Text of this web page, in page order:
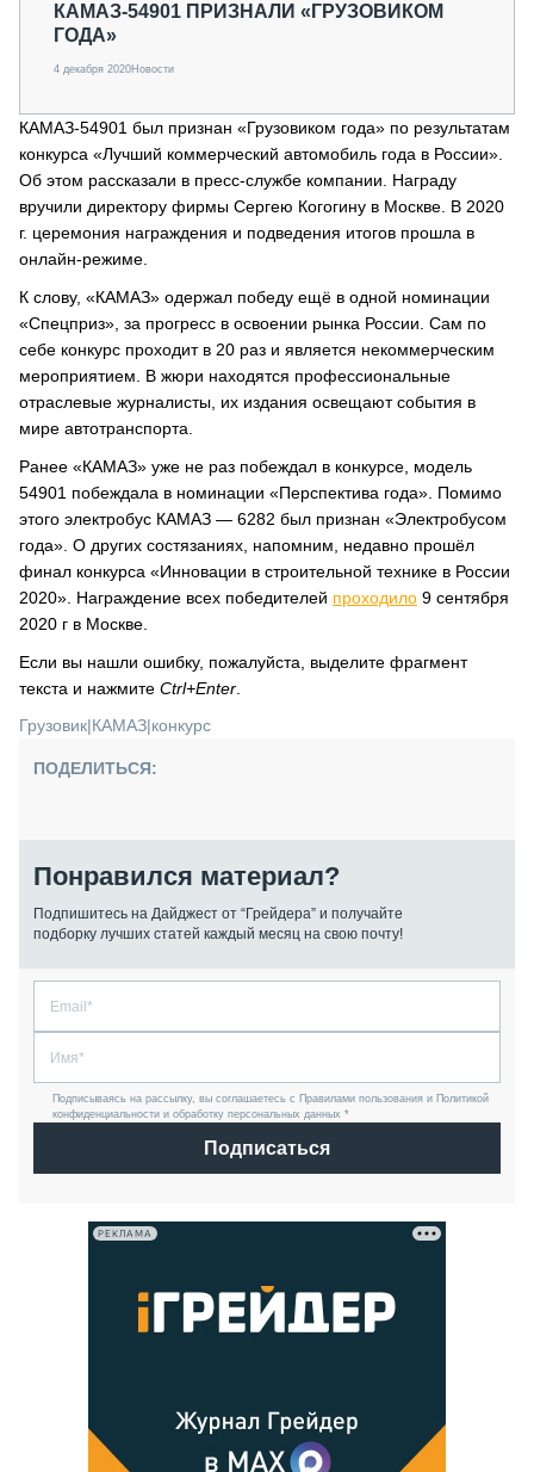
О ПРОЕКТЕ
КАМАЗ-54901 ПРИЗНАЛИ «ГРУЗОВИКОМ
ГОДА»
4 декабря 2020Новости
КАМАЗ-54901 был признан «Грузовиком года» по результатам
конкурса «Лучший коммерческий автомобиль года в России».
Об этом рассказали в пресс-службе компании. Награду
вручили директору фирмы Сергею Когогину в Москве. В 2020
г. церемония награждения и подведения итогов прошла в
онлайн-режиме.
К слову, «КАМАЗ» одержал победу ещё в одной номинации
«Спецприз», за прогресс в освоении рынка России. Сам по
себе конкурс проходит в 20 раз и является некоммерческим
мероприятием. В жюри находятся профессиональные
отраслевые журналисты, их издания освещают события в
мире автотранспорта.
Ранее «КАМАЗ» уже не раз побеждал в конкурсе, модель
54901 побеждала в номинации «Перспектива года». Помимо
этого электробус КАМАЗ — 6282 был признан «Электробусом
года». О других состязаниях, напомним, недавно прошёл
финал конкурса «Инновации в строительной технике в России
2020». Награждение всех победителей проходило 9 сентября
2020 г в Москве.
Если вы нашли ошибку, пожалуйста, выделите фрагмент
текста и нажмите Ctrl+Enter
Грузовик|КАМАЗ|конкурс
ПОДЕЛИТЬСЯ:
Понравился материал?
Подпишитесь на Дайджест от “Грейдера” и получайте
подборку лучших статей каждый месяц на свою почту!
Подписываясь на рассылку, вы соглашаетесь с Правилами пользования и Политикой
конфиденциальности и обработку персональных данных *
Подписаться
РЕКЛАМА